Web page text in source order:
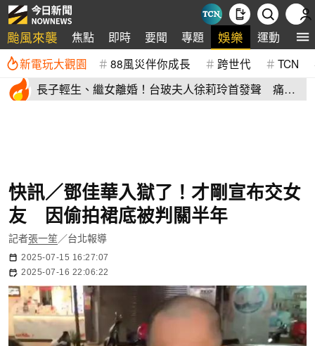
颱風來襲 焦點 即時 要聞 專題 娛樂 運動 全
新電玩大觀園 88風災伴你成長 跨世代 TCN
長子輕生、繼女離婚！台玻夫人徐莉玲首發聲 痛揭
快訊／鄧佳華入獄了！才剛宣布交女
友 因偷拍裙底被判關半年
記者張一笙／台北報導
2025-07-15 16:27:07
2025-07-16 22:06:22